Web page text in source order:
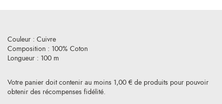
Votre panier doit contenir au moins 1,00 € de produits pour pouvoir
obtenir des récompenses fidélité.
Couleur : Cuivre
Composition : 100% Coton
Longueur : 100 m